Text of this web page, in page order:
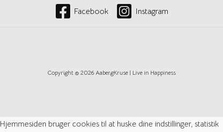
Facebook Instagram
Copyright © 2026 AabergKruse | Live in Happiness
Hjemmesiden bruger cookies til at huske dine indstillinger, statistik